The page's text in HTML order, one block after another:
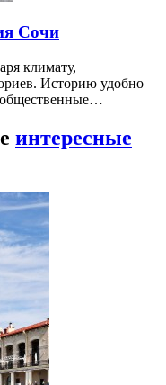
Сочи
климату,
Историю удобно
общественные…
интересные